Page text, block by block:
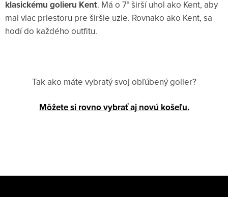
klasickému golieru Kent. Má o 7° širší uhol ako Kent, aby
mal viac priestoru pre širšie uzle. Rovnako ako Kent, sa
hodí do každého outfitu.
Tak ako máte vybratý svoj obľúbený golier?
Môžete si rovno vybrať aj novú košeľu.